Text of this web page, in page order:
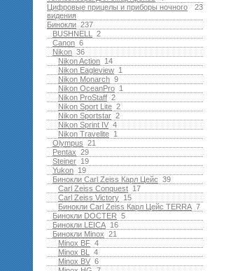
23
Цифровые прицелы и приборы ночного
видения
237
Бинокли
2
BUSHNELL
6
Canon
36
Nikon
14
Nikon Action
1
Nikon Eagleview
9
Nikon Monarch
1
Nikon OceanPro
2
Nikon ProStaff
2
Nikon Sport Lite
2
Nikon Sportstar
4
Nikon Sprint IV
1
Nikon Travelite
21
Olympus
29
Pentax
19
Steiner
19
Yukon
39
Бинокли Carl Zeiss Карл Цейс
17
Carl Zeiss Conquest
15
Carl Zeiss Victory
7
Бинокли Carl Zeiss Карл Цейс TERRA
5
Бинокли DOCTER
16
Бинокли LEICA
21
Бинокли Minox
4
Minox BF
4
Minox BL
6
Minox BV